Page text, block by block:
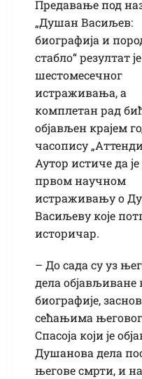
Предавање под
„Душан Васиљев:
биографија и
стабло“ резултат је
шестомесечног
истраживања, а
комплетан рад
објављен крајем
часопису
Аутор истиче да
првом научном
истраживању о
Васиљеву које
историчар.
– До сада су уз
дела објављиване
биографије,
сећањима
Спасоја који је
Душанова дела
његове смрти, и на